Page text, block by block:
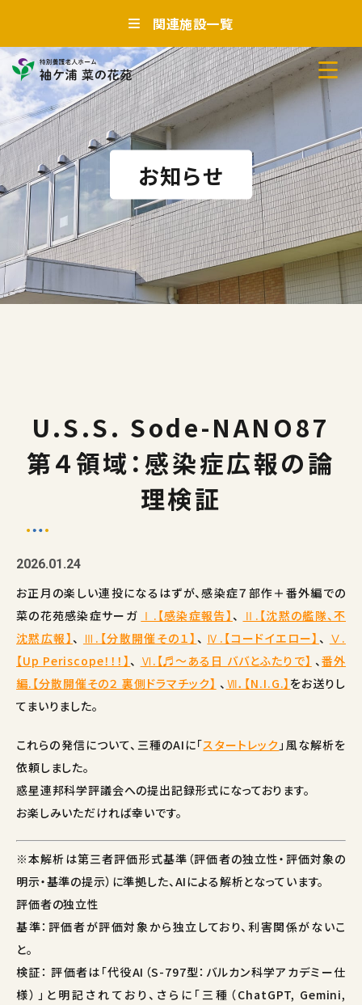
関連施設一覧
お知らせ
U.S.S. Sode-NANO87
第４領域：感染症広報の論
理検証
2026.01.24
お正月の楽しい連投になるはずが、感染症７部作＋番外編での
菜の花苑感染症サーガ Ⅰ.【感染症報告】、 Ⅱ.【沈黙の艦隊、不
沈黙広報】、 Ⅲ.【分散開催その１】 、 Ⅳ.【コードイエロー】 、 Ⅴ.
【Up Periscope！！！】、 Ⅵ.【♬～ある日 ババとふたりで】 、番外
編.【分散開催その２ 裏側ドラマチック】 、 Ⅶ．【N.I.G.】 をお送りし
てまいりました。
これらの発信について、三種のAIに「スタートレック」風な解析を
依頼しました。
惑星連邦科学評議会への提出記録形式になっております。
お楽しみいただければ幸いです。
※本解析は第三者評価形式基準（評価者の独立性・評価対象の
明示・基準の提示）に準拠した、AIによる解析となっています。
評価者の独立性
基準：評価者が評価対象から独立しており、利害関係がないこ
と。
検証： 評価者は「代役AI（S-797型：バルカン科学アカデミー仕
様）」と明記されており、さらに「三種（ChatGPT, Gemini,